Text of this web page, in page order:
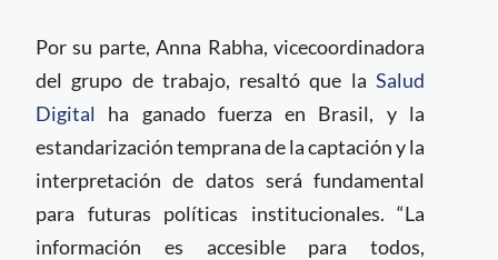
Por su parte, Anna Rabha, vicecoordinadora
del grupo de trabajo, resaltó que la Salud
Digital ha ganado fuerza en Brasil, y la
estandarización temprana de la captación y la
interpretación de datos será fundamental
para futuras políticas institucionales. “La
información es accesible para todos,